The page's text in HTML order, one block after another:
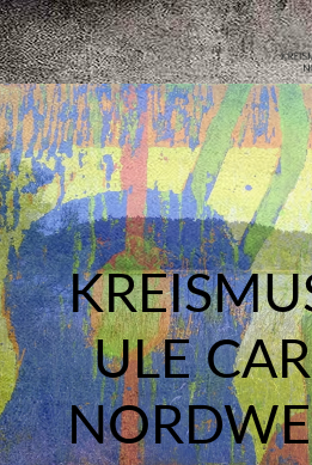
ULE